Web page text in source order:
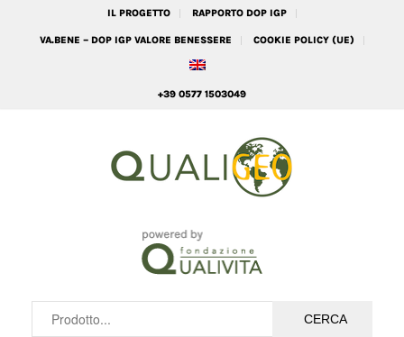
IL PROGETTO RAPPORTO DOP IGP
VA.BENE – DOP IGP VALORE BENESSERE COOKIE POLICY (UE)
+39 0577 1503049